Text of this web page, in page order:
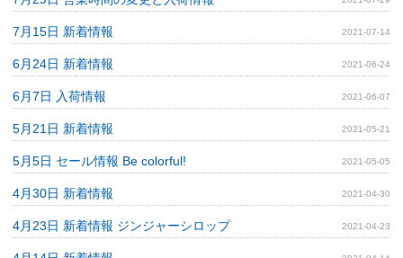
7月15日 新着情報 2021-07-14
6月24日 新着情報 2021-06-24
6月7日 入荷情報 2021-06-07
5月21日 新着情報 2021-05-21
5月5日 セール情報 Be colorful! 2021-05-05
4月30日 新着情報 2021-04-30
4月23日 新着情報 ジンジャーシロップ 2021-04-23